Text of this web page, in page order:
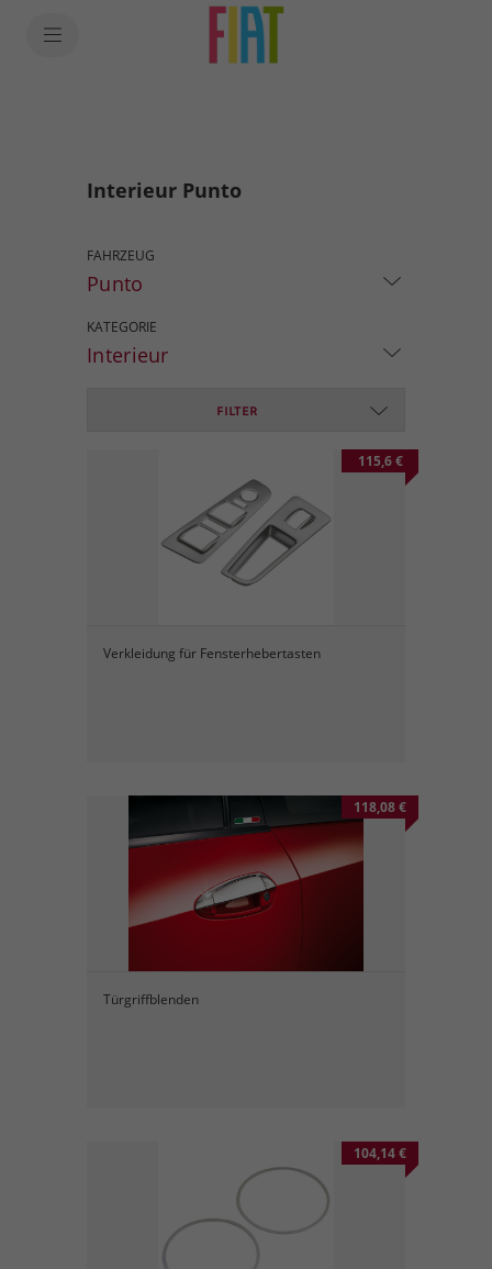
Interieur Punto
FAHRZEUG
Punto
KATEGORIE
Interieur
FILTER
115,6 €
Verkleidung für Fensterhebertasten
118,08 €
Türgriffblenden
104,14 €